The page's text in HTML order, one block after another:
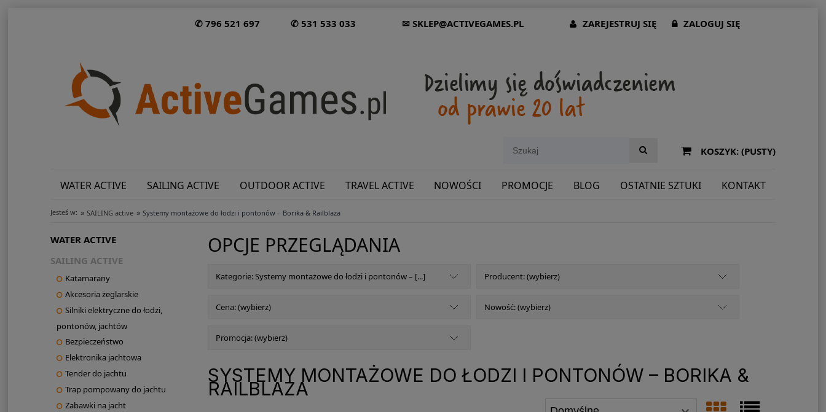
✆ 796 521 697 ✆ 531 533 033 ✉ SKLEP@ACTIVEGAMES.PL ZAREJESTRUJ SIĘ ZALOGUJ SIĘ
KOSZYK: (PUSTY)
WATER ACTIVE SAILING ACTIVE OUTDOOR ACTIVE TRAVEL ACTIVE NOWOŚCI PROMOCJE BLOG OSTATNIE SZTUKI KONTAKT
SHOWROOM: ODWIEDŹ NAS NA ŚLĄSKU!
Jesteś w: » SAILING active » Systemy montażowe do łodzi i pontonów – Borika & Railblaza
WATER ACTIVE
SAILING ACTIVE
Katamarany
Akcesoria żeglarskie
Silniki elektryczne do łodzi,
pontonów, jachtów
Bezpieczeństwo
Elektronika jachtowa
Tender do jachtu
Trap pompowany do jachtu
Zabawki na jacht
OPCJE PRZEGLĄDANIA
Kategorie: Systemy montażowe do łodzi i pontonów – [...] Producent: (wybierz)
Cena: (wybierz) Nowość: (wybierz)
Promocja: (wybierz)
SYSTEMY MONTAŻOWE DO ŁODZI I PONTONÓW – BORIKA &
RAILBLAZA